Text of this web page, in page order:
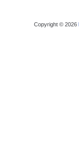
Copyright © 2026